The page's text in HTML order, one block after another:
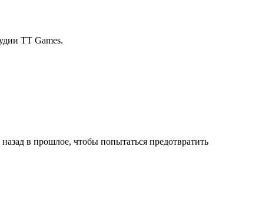
TT Games.
в прошлое, чтобы попытаться предотвратить